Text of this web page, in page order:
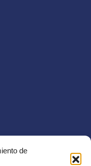
de